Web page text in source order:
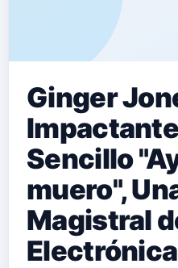
Ginger
Sencillo
muero",
Magistral
Electrónica